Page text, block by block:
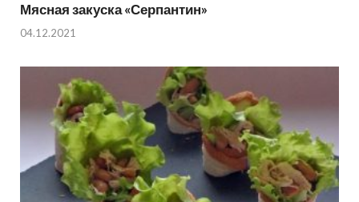
Мясная закуска «Серпантин»
04.12.2021